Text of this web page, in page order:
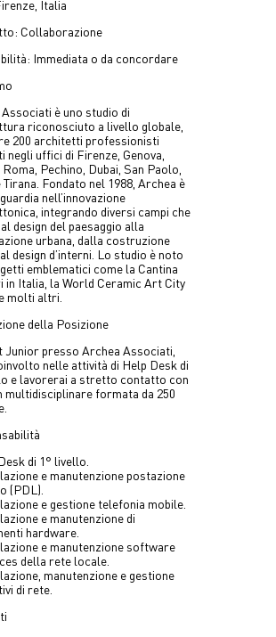
Italia
Collaborazione
Immediata o da concordare
è uno studio di
riconosciuto a livello globale,
200 architetti professionisti
negli uffici di Firenze, Genova,
Roma, Pechino, Dubai, San Paolo,
Tirana. Fondato nel 1988, Archea è
nell’innovazione
integrando diversi campi che
design del paesaggio alla
urbana, dalla costruzione
design d’interni. Lo studio è noto
emblematici come la Cantina
in Italia, la World Ceramic Art City
molti altri.
della Posizione
Junior presso Archea Associati,
nelle attività di Help Desk di
e lavorerai a stretto contatto con
multidisciplinare formata da 250
di 1° livello.
e manutenzione postazione
(PDL).
e gestione telefonia mobile.
e manutenzione di
hardware.
e manutenzione software
della rete locale.
manutenzione e gestione
di rete.